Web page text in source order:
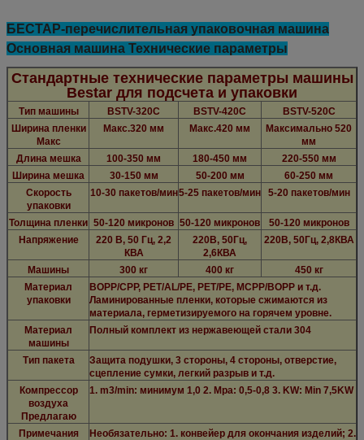
БЕСТАР-перечислительная упаковочная машина
Основная машина Технические параметры
Стандартные технические параметры машины
Bestar для подсчета и упаковки
Тип машины BSTV-320C BSTV-420C
BSTV-520C
Ширина пленки
Макс
Макс.320 мм Макс.420 мм
Максимально 520
мм
Длина мешка
100-350 мм 180-450 мм
220-550 мм
Ширина мешка
30-150 мм 50-200 мм
60-250 мм
Скорость
упаковки
10-30 пакетов/мин5-25 пакетов/мин 5-20 пакетов/мин
Толщина пленки 50-120 микронов 50-120 микронов
50-120 микронов
Напряжение
220 В, 50 Гц, 2,2
КВА
220В, 50Гц,
2,6КВА
220В, 50Гц, 2,8КВА
Машины 300 кг 400 кг
450 кг
Материал
упаковки
BOPP/CPP, PET/AL/PE, PET/PE, MCPP/BOPP и т.д.
Ламинированные пленки, которые сжимаются из
материала, герметизируемого на горячем уровне.
Материал
машины
Полный комплект из нержавеющей стали 304
Тип пакета
Защита подушки, 3 стороны, 4 стороны, отверстие,
сцепление сумки, легкий разрыв и т.д.
Компрессор
воздуха
Предлагаю
1. m3/min: минимум 1,0 2. Mpa: 0,5-0,8 3. KW: Min 7,5KW
Примечания
Необязательно: 1. конвейер для окончания изделий; 2.